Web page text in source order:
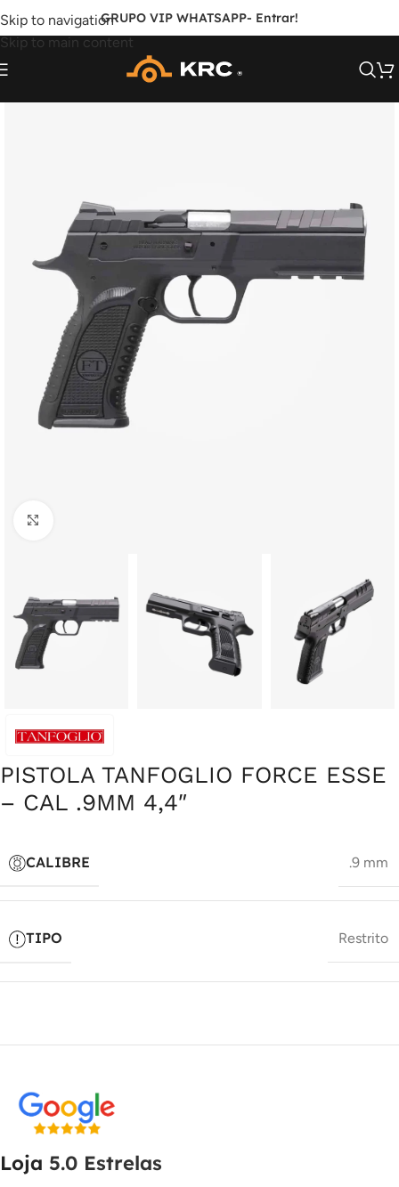
Skip to navigation
Skip to main content
GRUPO VIP WHATSAPP- Entrar!
PISTOLA TANFOGLIO FORCE ESSE
– CAL .9MM 4,4″
CALIBRE .9 mm
TIPO Restrito
Loja 5.0 Estrelas